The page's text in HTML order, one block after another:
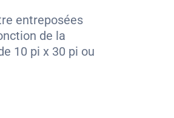
entreposées
de la
10 pi x 30 pi ou